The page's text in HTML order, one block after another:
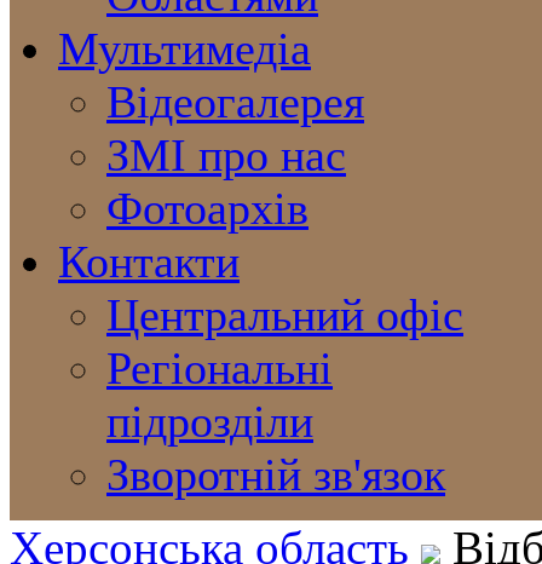
Мультимедіа
Відеогалерея
ЗМІ про нас
Фотоархів
Контакти
Центральний офіс
Регіональні
підрозділи
Зворотній зв'язок
Херсонська область